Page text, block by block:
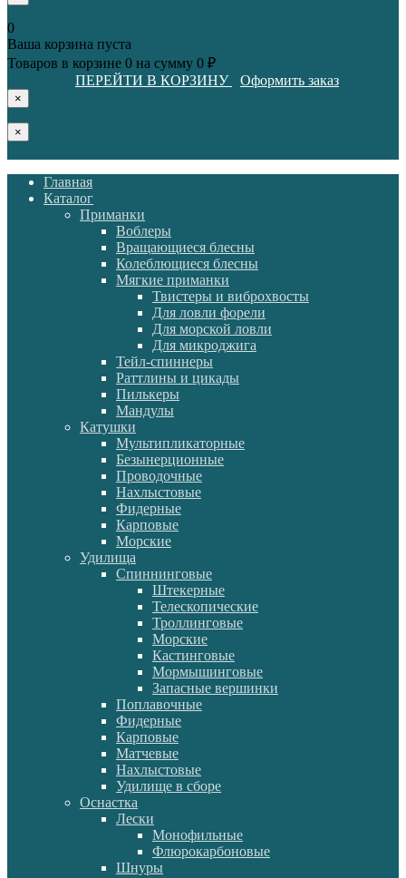
0
Ваша корзина пуста
Товаров в корзине 0 на сумму 0 ₽
ПЕРЕЙТИ В КОРЗИНУ
Оформить заказ
×
×
Главная
Каталог
Приманки
Воблеры
Вращающиеся блесны
Колеблющиеся блесны
Мягкие приманки
Твистеры и виброхвосты
Для ловли форели
Для морской ловли
Для микроджига
Тейл-спиннеры
Раттлины и цикады
Пилькеры
Мандулы
Катушки
Мультипликаторные
Безынерционные
Проводочные
Нахлыстовые
Фидерные
Карповые
Морские
Удилища
Спиннинговые
Штекерные
Телескопические
Троллинговые
Морские
Кастинговые
Мормышинговые
Запасные вершинки
Поплавочные
Фидерные
Карповые
Матчевые
Нахлыстовые
Удилище в сборе
Оснастка
Лески
Монофильные
Флюрокарбоновые
Шнуры